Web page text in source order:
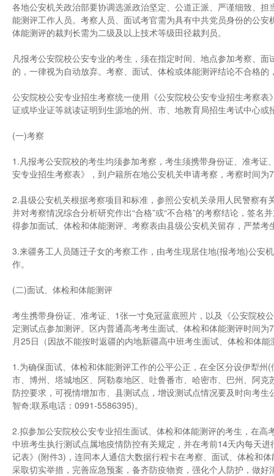
各地公安机关政治部要协调选派政治坚定、公道正派、严谨细致、
能测评工作人员。考察人员、面试考官需为具有中共党员身份的公
体能测评的裁判长需为二级及以上技术等级田径裁判员。
凡报考公安院校公安专业的考生，须在指定时间、地点参加考察、
的，一律视为自动放弃。考察、面试、体检或体能测评结论不合格
公安院校公安专业招生考察统一使用《公安院校公安专业招生考察
证或毕业证等就读证明到生源地的州、市、地教育局招生考试中心或
(一)考察
1.凡报考公安院校的考生均须参加考察，考生须携带身份证、准考
安专业招生考察表》，到户籍所在地公安机关申请考察，考察时间为
2.县级公安机关根据考察项目和标准，参照公安机关录用人民警察
并对考察情况综合分析研究作出“合格”或“不合格”的考察结论，签
得参加面试、体检和体能测评。考察表由县级公安机关留存，严禁
3.来疆务工人员随迁子女的考察工作，由考生现居住地(报考地)公安
作。
(二)面试、体检和体能测评
考生携带身份证、准考证、1张一寸免冠蓝底照片，以及《公安院校
定测试点参加测评。区内普通高考考生面试、体检和体能测评时间
月25日（因故不能按时返疆的内地新疆高中班考生面试、体检和体
1.为确保面试、体检和体能测评工作的公平公正，在全区分设伊犁
市、博州、塔城地区、阿勒泰地区、吐鲁番市、哈密市、巴州、阿
防控要求，可视情增加市、县测试点，增设测试点情况要及时向考
智奇;联系电话：0991-5586395)。
2.拟参加公安院校公安专业招生面试、体检和体能测评的考生，在
中班考生执行测试点属地疫情防控有关规定，并在考前14天内每天
记表》(附件3)，连同本人通信大数据行程卡在考察、面试、体检和
采取切实举措，完善应急预案，备齐防疫物资，强化个人防护，做